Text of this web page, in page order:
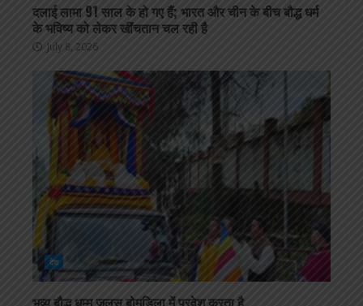
दलाई लामा 91 साल के हो गए हैं; भारत और चीन के बीच बौद्ध धर्म
के भविष्य को लेकर खींचतान चल रही है
July 8, 2026
देश
भव्य बौद्ध धम्म जुलूस बोमडिला में प्रवेश करता है